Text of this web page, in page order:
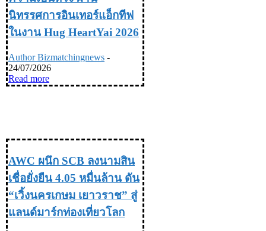
นิทรรศการอินเทอร์แอ็กทีฟ
ในงาน Hug HeartYai 2026
Author Bizmatchingnews -
24/07/2026
Read more
AWC ผนึก SCB ลงนามสิน
เชื่อยั่งยืน 4.05 หมื่นล้าน ดัน
“เวิ้งนครเกษม เยาวราช” สู่
แลนด์มาร์กท่องเที่ยวโลก